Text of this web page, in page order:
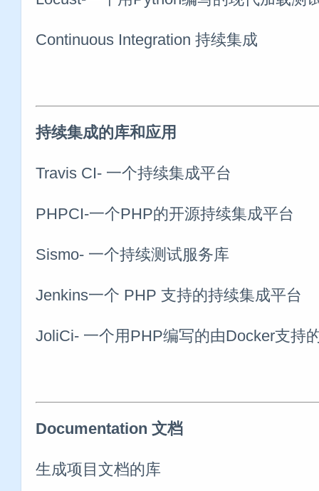
Continuous Integration 持续集成
持续集成的库和应用
Travis CI- 一个持续集成平台
PHPCI-一个PHP的开源持续集成平台
Sismo- 一个持续测试服务库
Jenkins一个 PHP 支持的持续集成平台
JoliCi- 一个用PHP编写的由Docker支持
Documentation 文档
生成项目文档的库